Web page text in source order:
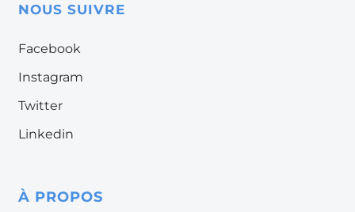
NOUS SUIVRE
Facebook
Instagram
Twitter
Linkedin
À PROPOS